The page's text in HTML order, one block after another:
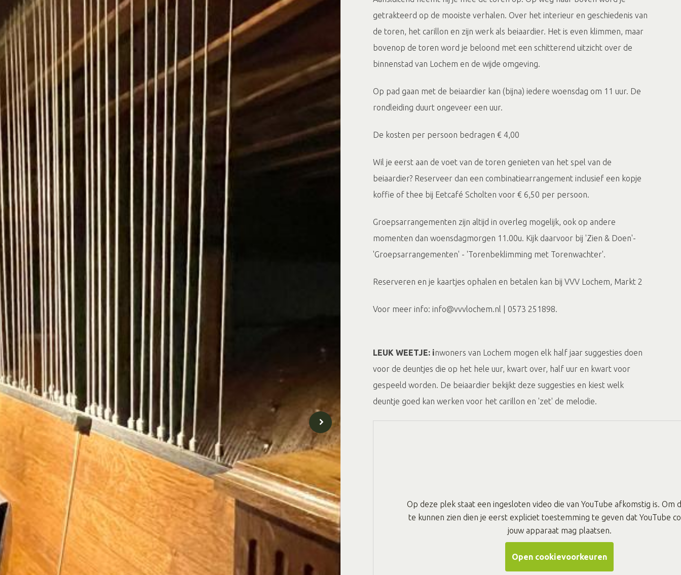
getrakteerd op de mooiste verhalen. Over het interieur en geschiedenis van
de toren, het carillon en zijn werk als beiaardier. Het is even klimmen, maar
bovenop de toren word je beloond met een schitterend uitzicht over de
binnenstad van Lochem en de wijde omgeving.
Op pad gaan met de beiaardier kan (bijna) iedere woensdag om 11 uur. De
rondleiding duurt ongeveer een uur.
De kosten per persoon bedragen € 4,00
Wil je eerst aan de voet van de toren genieten van het spel van de
beiaardier? Reserveer dan een combinatiearrangement inclusief een kopje
koffie of thee bij Eetcafé Scholten voor € 6,50 per persoon.
Groepsarrangementen zijn altijd in overleg mogelijk, ook op andere
momenten dan woensdagmorgen 11.00u. Kijk daarvoor bij 'Zien & Doen'-
'Groepsarrangementen' - 'Torenbeklimming met Torenwachter'.
Reserveren en je kaartjes ophalen en betalen kan bij VVV Lochem, Markt 2
Voor meer info: info@vvvlochem.nl | 0573 251898.
LEUK WEETJE: inwoners van Lochem mogen elk half jaar suggesties doen
voor de deuntjes die op het hele uur, kwart over, half uur en kwart voor
gespeeld worden. De beiaardier bekijkt deze suggesties en kiest welk
deuntje goed kan werken voor het carillon en 'zet' de melodie.
Op deze plek staat een ingesloten video die van YouTube afkomstig is. Om
te kunnen zien dien je eerst expliciet toestemming te geven dat YouTube
jouw apparaat mag plaatsen.
Open cookievoorkeuren